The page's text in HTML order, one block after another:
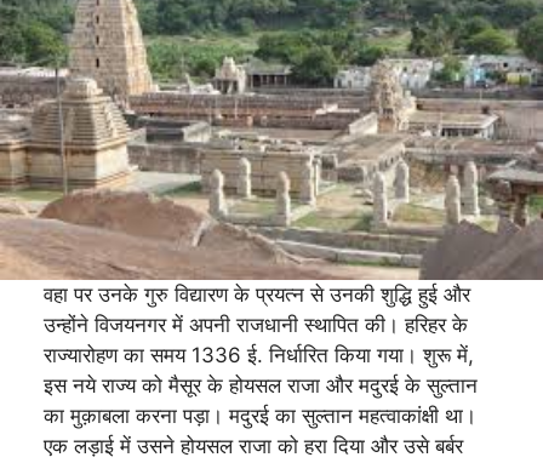
वहा पर उनके गुरु विद्यारण के प्रयत्न से उनकी शुद्धि हुई और
उन्होंने विजयनगर में अपनी राजधानी स्थापित की। हरिहर के
राज्यारोहण का समय 1336 ई. निर्धारित किया गया। शुरू में,
इस नये राज्य को मैसूर के होयसल राजा और मदुरई के सुल्तान
का मुक़ाबला करना पड़ा। मदुरई का सुल्तान महत्वाकांक्षी था।
एक लड़ाई में उसने होयसल राजा को हरा दिया और उसे बर्बर